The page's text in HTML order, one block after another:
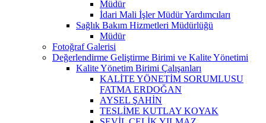
Müdür
İdari Mali İşler Müdür Yardımcıları
Sağlık Bakım Hizmetleri Müdürlüğü
Müdür
Fotoğraf Galerisi
Değerlendirme Geliştirme Birimi ve Kalite Yönetimi
Kalite Yönetim Birimi Çalışanları
KALİTE YÖNETİM SORUMLUSU
FATMA ERDOĞAN
AYSEL ŞAHİN
TESLİME KUTLAY KOYAK